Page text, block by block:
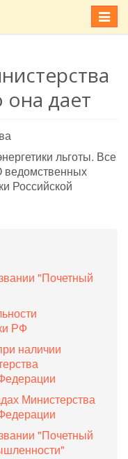
Меню
она дает
льготы. Все
ведомственных
Российской
"Почетный
РФ
наличии
Министерства
"Почетный